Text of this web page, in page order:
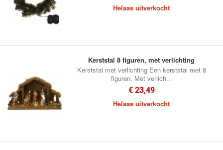
Helaas uitverkocht
Kerststal 8 figuren, met verlichting
Kerststal met verlichting Een kerststal met 8
figuren. Met verlich...
€ 23,49
Helaas uitverkocht